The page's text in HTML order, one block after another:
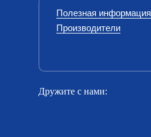
Полезная информация
Производители
Дружите с нами: